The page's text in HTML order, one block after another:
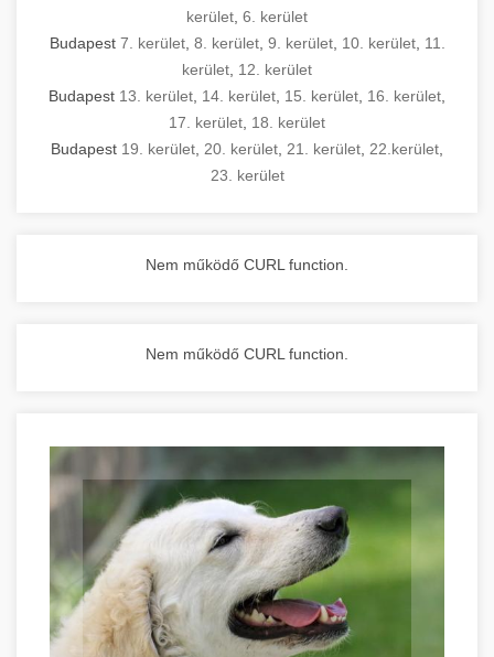
kerület 6. kerület
Budapest 7. kerület, 8. kerület, 9. kerület, 10. kerület, 11.
kerület 12. kerület
Budapest 13. kerület 14. kerület 15. kerület 16. kerület
17. kerület 18. kerület
Budapest 19. kerület 20. kerület 21. kerület 22.kerület
23. kerület
Nem működő CURL function.
Nem működő CURL function.